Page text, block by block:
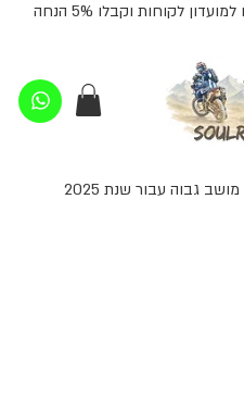
משלוחים חינם לכל הארץ ! הרשמו למועדון לקוחות וקבלו 5% הנחה